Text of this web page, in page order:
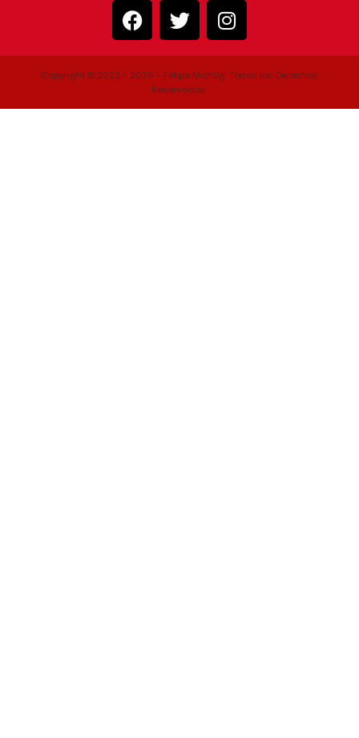
Copyright © 2022 - 2026 - Felipe Michlig. Todos los Derechos
Reservados.